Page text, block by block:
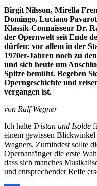
2020
X
Birgit Nilsson, Mirella
Domingo, Luciano
Klassik-Connaisseur Dr.
der Opernwelt seit Ende
dürfen: vor allem in der
1970er-Jahren noch zu
und sich heute um
Spitze bemüht. Begeben
Operngeschichte und
vergangen ist.
von Ralf Wegner
Ich halte Tristan und Isolde
einem gewissen Blickwinkel
Wagners. Zumindest sollte
Opernanfänger die erste
dass sich manches
und entsprechender Reife